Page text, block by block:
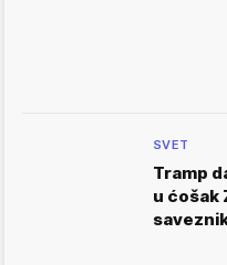
SVET
Tramp
u ćošak